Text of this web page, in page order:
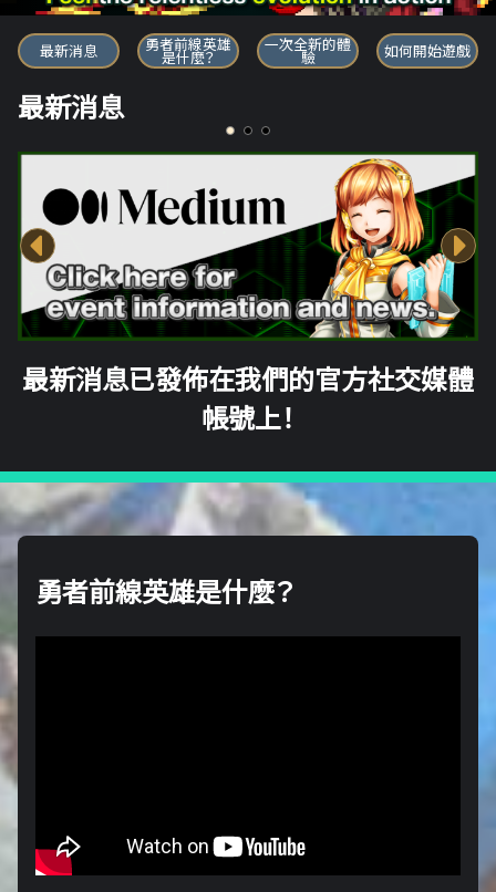
勇者前線英雄
最新消息 勇者前線英雄
是什麼？
一次全新的體
驗 如何開始遊戲
最新消息
最新消息已發佈在我們的官方社交媒體
帳號上！
勇者前線英雄是什麼？